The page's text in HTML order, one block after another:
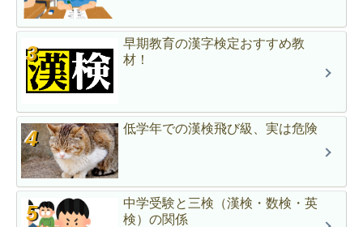
早期教育の漢字検定おすすめ教
材！
低学年での漢検飛び級、実は危険
中学受験と三検（漢検・数検・英
検）の関係